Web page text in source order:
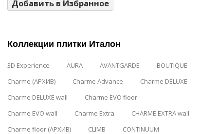
Добавить в Избранное
Коллекции плитки Италон
3D Experience AURA AVANTGARDE
BOUTIQUE
Charme (АРХИВ)
Charme Advance
Charme DELUXE
Charme DELUXE wall
Charme EVO floor
Charme EVO wall
Charme Extra
CHARME EXTRA wall
Charme floor (АРХИВ)
CLIMB
CONTINUUM